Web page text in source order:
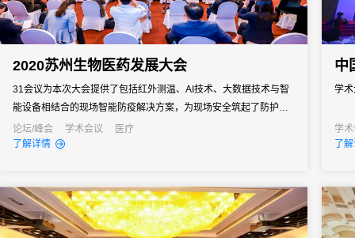
2020苏州生物医药发展大会
31会议为本次大会提供了包括红外测温、AI技术、大数据技术与智
能设备相结合的现场智能防疫解决方案，为现场安全筑起了防护
墙，保障了会议顺利进行。
论坛/峰会 学术会议
医疗
了解详情
中
学
学
了